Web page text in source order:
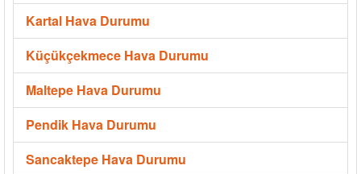
Kartal Hava Durumu
Küçükçekmece Hava Durumu
Maltepe Hava Durumu
Pendik Hava Durumu
Sancaktepe Hava Durumu